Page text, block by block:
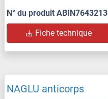
N° du produit ABIN7643213
Fiche technique
NAGLU anticorps